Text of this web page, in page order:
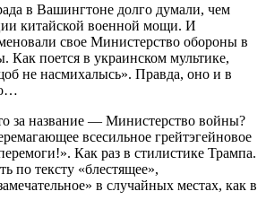
в Вашингтоне долго думали, чем
китайской военной мощи. И
свое Министерство обороны в
Как поется в украинском мультике,
не насмихалысь». Правда, оно и в
за название — Министерство войны?
всесильное грейтэгейновое
Как раз в стилистике Трампа.
по тексту «блестящее»,
в случайных местах, как в